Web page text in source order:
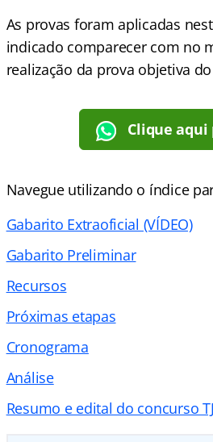
As provas foram aplicadas
indicado comparecer com no
realização da prova objetiva do
Clique aqui
Navegue utilizando o índice
Gabarito Extraoficial (VÍDEO)
Gabarito Preliminar
Recursos
Próximas etapas
Cronograma
Análise
Resumo e edital do concurso